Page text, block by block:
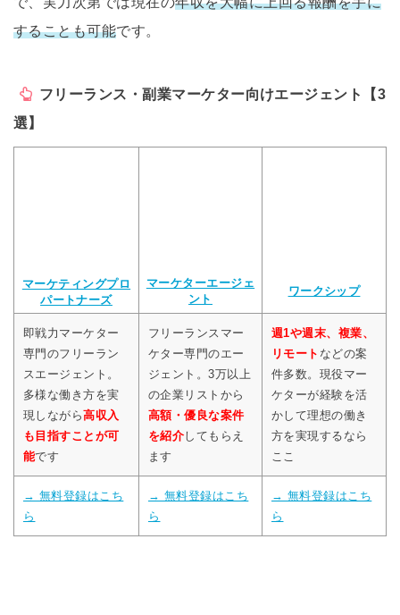
することも可能です。
フリーランス・副業マーケター向けエージェント【3
選】
マーケティングプロ
パートナーズ
マーケターエージェ
ント
ワークシップ
即戦力マーケター
専門のフリーラン
スエージェント。
多様な働き方を実
現しながら高収入
も目指すことが可
能です
フリーランスマー
ケター専門のエー
ジェント。3万以上
の企業リストから
高額・優良な案件
を紹介してもらえ
ます
週1や週末、複業、
リモート などの案
件多数。現役マー
ケターが経験を活
かして理想の働き
方を実現するなら
ここ
→ 無料登録はこち
ら
→ 無料登録はこち
ら
→ 無料登録はこち
ら